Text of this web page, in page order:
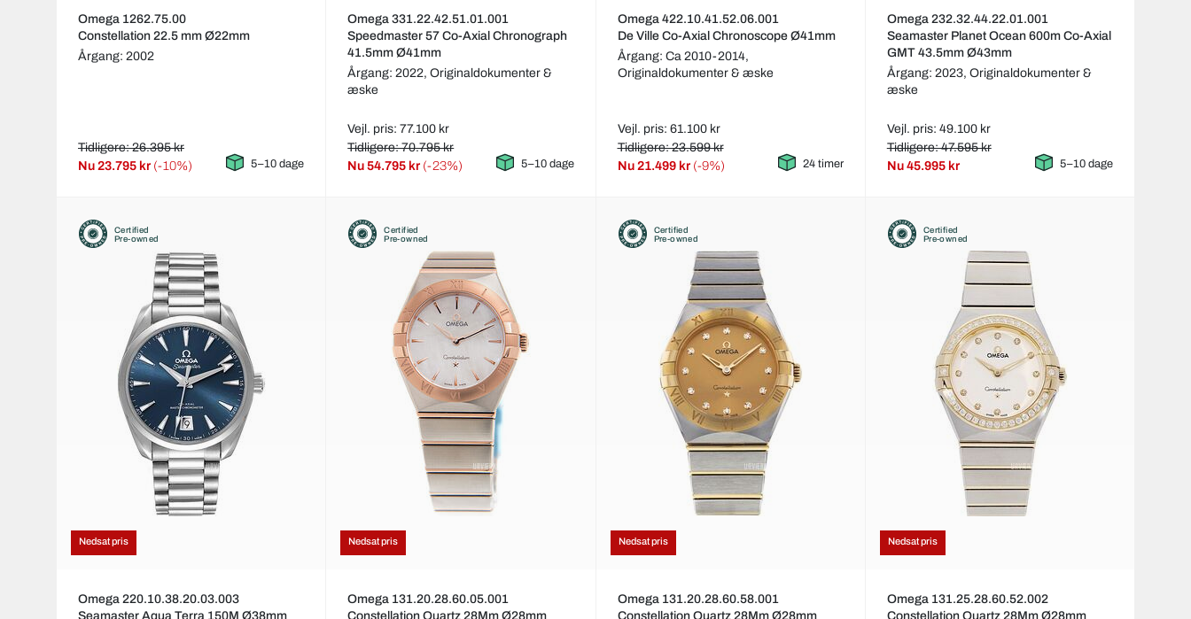
Omega 1262.75.00
Constellation 22.5 mm Ø22mm
Årgang: 2002
Tidligere: 26.395 kr
Nu23.795 kr (-10%) 5–10 dage
Omega 331.22.42.51.01.001
Speedmaster 57 Co-Axial Chronograph
41.5mm Ø41mm
Årgang: 2022,Originaldokumenter &
æske
Vejl. pris: 77.100 kr
Tidligere: 70.795 kr
Nu54.795 kr (-23%) 5–10 dage
Omega 422.10.41.52.06.001
De Ville Co-Axial Chronoscope Ø41mm
Årgang: Ca 2010-2014,
Originaldokumenter & æske
Vejl. pris: 61.100 kr
Tidligere: 23.599 kr
Nu21.499 kr (-9%) 24 timer
Omega 232.32.44.22.01.001
Seamaster Planet Ocean 600m Co-Axial
GMT 43.5mm Ø43mm
Årgang: 2023, Originaldokumenter &
æske
Vejl. pris: 49.100 kr
Tidligere: 47.595 kr
Nu45.995 kr 5–10 dage
Certified
Pre-owned
Nedsat pris
Omega 220.10.38.20.03.003
Seamaster Aqua Terra 150M Ø38mm
Certified
Pre-owned
Nedsat pris
Omega 131.20.28.60.05.001
Constellation Quartz 28Mm Ø28mm
Certified
Pre-owned
Nedsat pris
Omega 131.20.28.60.58.001
Constellation Quartz 28Mm Ø28mm
Certified
Pre-owned
Nedsat pris
Omega 131.25.28.60.52.002
Constellation Quartz 28Mm Ø28mm